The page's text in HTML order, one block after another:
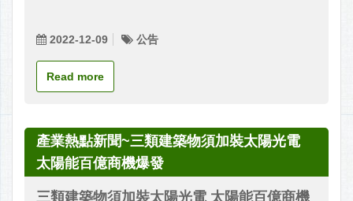
2022-12-09 公告
Read more
產業熱點新聞~三類建築物須加裝太陽光電
太陽能百億商機爆發
三類建築物須加裝太陽光電 太陽能百億商機